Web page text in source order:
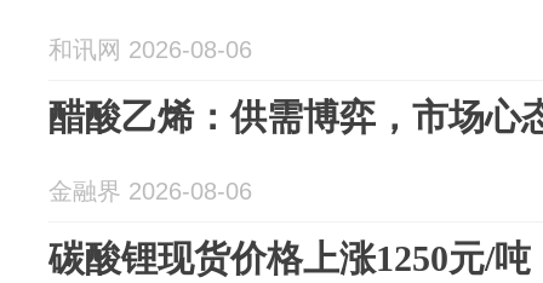
和讯网 2026-08-06
醋酸乙烯：供需博弈，市场心
金融界 2026-08-06
碳酸锂现货价格上涨1250元/